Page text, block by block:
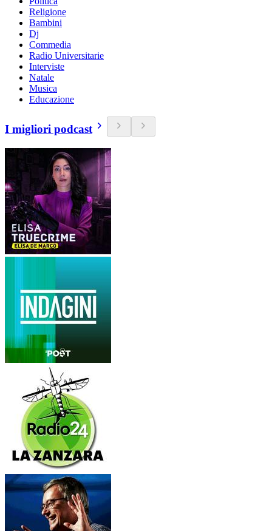
Religione
Bambini
Dj
Commedia
Radio Universitarie
Interviste
Natale
Musica
Educazione
I migliori podcast